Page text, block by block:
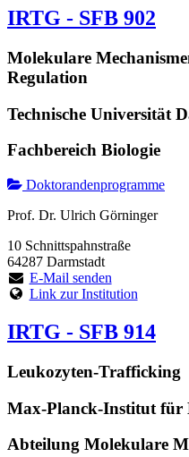
IRTG - SFB 902
Molekulare
Regulation
Technische Universität
Fachbereich Biologie
Doktorandenprogramme
Prof. Dr. Ulrich Görninger
10 Schnittspahnstraße
64287 Darmstadt
E-Mail senden
Link zur Institution
IRTG - SFB 914
Leukozyten-Trafficking
Max-Planck-Institut für
Abteilung Molekulare